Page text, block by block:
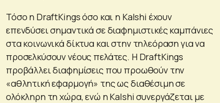
Τόσο η DraftKings όσο και η Kalshi έχουν
επενδύσει σημαντικά σε διαφημιστικές καμπάνιες
στα κοινωνικά δίκτυα και στην τηλεόραση για να
προσελκύσουν νέους πελάτες. Η DraftKings
προβάλλει διαφημίσεις που προωθούν την
«αθλητική εφαρμογή» της ως διαθέσιμη σε
ολόκληρη τη χώρα, ενώ η Kalshi συνεργάζεται με